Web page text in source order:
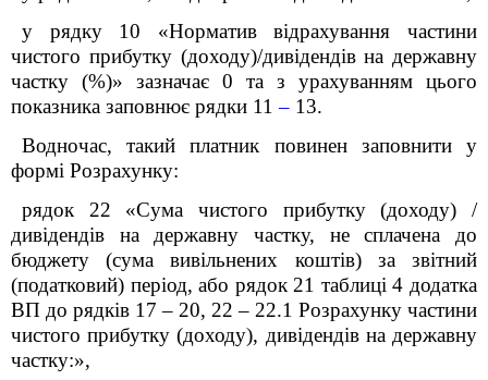
у рядку 10 «Норматив відрахування частини
чистого прибутку (доходу)/дивідендів на державну
частку (%)» зазначає 0 та з урахуванням цього
показника заповнює рядки 11– 13.
Водночас, такий платник повинен заповнити у
формі Розрахунку:
рядок 22 «Сума чистого прибутку (доходу) /
дивідендів на державну частку, не сплачена до
бюджету (сума вивільнених коштів) за звітний
(податковий) період, або рядок 21 таблиці 4 додатка
ВП до рядків 17 – 20, 22 – 22.1 Розрахунку частини
чистого прибутку (доходу), дивідендів на державну
частку:»,